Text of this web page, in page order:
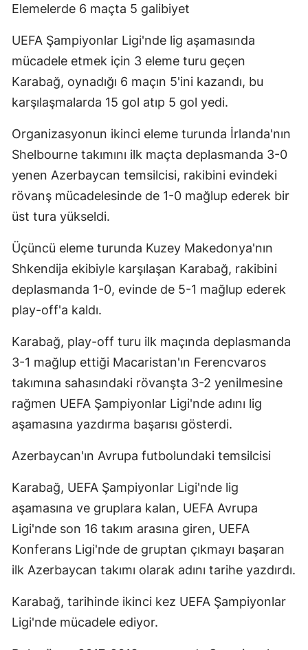
İstanbul
İzmir
Kars
Kayseri
Kırşehir
Kocaeli
Kütahya
Malatya
Manisa
Kahramanmaraş
Mardin
Muş
Nevşehir
Niğde
Elemelerde 6 maçta 5 galibiyet
UEFA Şampiyonlar Ligi'nde lig aşamasında
mücadele etmek için 3 eleme turu geçen
Karabağ, oynadığı 6 maçın 5'ini kazandı, bu
karşılaşmalarda 15 gol atıp 5 gol yedi.
Organizasyonun ikinci eleme turunda İrlanda'nın
Shelbourne takımını ilk maçta deplasmanda 3-0
yenen Azerbaycan temsilcisi, rakibini evindeki
rövanş mücadelesinde de 1-0 mağlup ederek bir
üst tura yükseldi.
Üçüncü eleme turunda Kuzey Makedonya'nın
Shkendija ekibiyle karşılaşan Karabağ, rakibini
deplasmanda 1-0, evinde de 5-1 mağlup ederek
play-off'a kaldı.
Karabağ, play-off turu ilk maçında deplasmanda
3-1 mağlup ettiği Macaristan'ın Ferencvaros
takımına sahasındaki rövanşta 3-2 yenilmesine
rağmen UEFA Şampiyonlar Ligi'nde adını lig
aşamasına yazdırma başarısı gösterdi.
Azerbaycan'ın Avrupa futbolundaki temsilcisi
Karabağ, UEFA Şampiyonlar Ligi'nde lig
aşamasına ve gruplara kalan, UEFA Avrupa
Ligi'nde son 16 takım arasına giren, UEFA
Konferans Ligi'nde de gruptan çıkmayı başaran
ilk Azerbaycan takımı olarak adını tarihe yazdırdı.
Karabağ, tarihinde ikinci kez UEFA Şampiyonlar
Ligi'nde mücadele ediyor.